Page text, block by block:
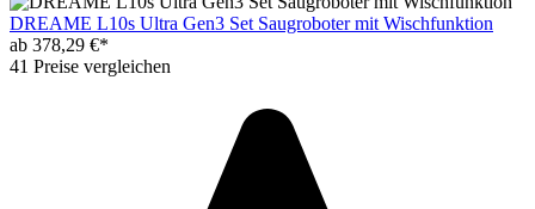
DREAME L10s Ultra Gen3 Set Saugroboter mit Wischfunktion
ab 378,29 €*
41 Preise vergleichen